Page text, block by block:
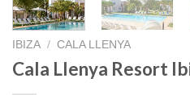
IBIZA / CALA LLENYA
Cala Llenya Resort